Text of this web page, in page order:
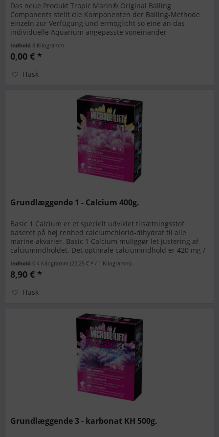
Das neue Produkt Tropic Marin® Original Balling
Components stellt die Komponenten der Balling-Methode
einzeln zur Verfügung und ermöglicht so eine an das
individuelle Aquarium angepasste voneinander
Indhold 8 Kilogramm
0,00 € *
Husk
Grundlæggende 1 - Calcium 400g.
Basic 1 Calcium er et specielt udviklet tilsætningsstof
baseret på høj renhed calciumchlorid-dihydrat til alle
marine akvarier. Basic 1 Calcium muliggør let justering af
calciumindholdet. Det optimale calciumindhold er 420 mg /
Indhold 0.4 Kilogramm(22,25 € * / 1 Kilogramm)
8,90 € *
Husk
Grundlæggende 3 - karbonat KH 500g.